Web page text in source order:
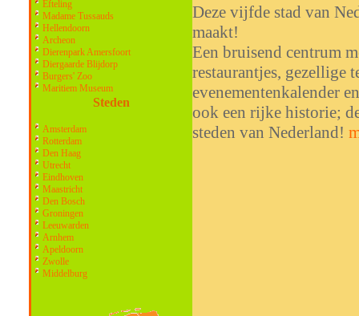
Efteling
Madame Tussauds
Hellendoorn
Archeon
Dierenpark Amersfoort
Diergaarde Blijdorp
Burgers' Zoo
Maritiem Museum
Steden
Amsterdam
Rotterdam
Den Haag
Utrecht
Eindhoven
Maastricht
Den Bosch
Groningen
Leeuwarden
Arnhem
Apeldoorn
Zwolle
Middelburg
Deze vijfde stad van
maakt!
Een bruisend centrum
restaurantjes, gezellige
evenementenkalender
ook een rijke historie;
steden van Nederland!